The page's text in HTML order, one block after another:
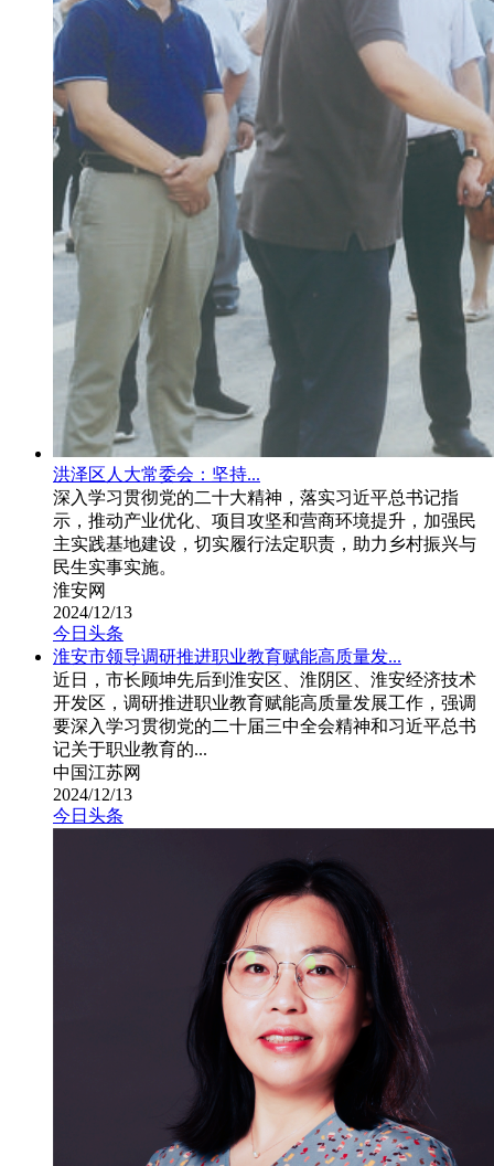
洪泽区人大常委会：坚持...
深入学习贯彻党的二十大精神，落实习近平总书记指
示，推动产业优化、项目攻坚和营商环境提升，加强民
主实践基地建设，切实履行法定职责，助力乡村振兴与
民生实事实施。
淮安网
2024/12/13
今日头条
淮安市领导调研推进职业教育赋能高质量发...
近日，市长顾坤先后到淮安区、淮阴区、淮安经济技术
开发区，调研推进职业教育赋能高质量发展工作，强调
要深入学习贯彻党的二十届三中全会精神和习近平总书
记关于职业教育的...
中国江苏网
2024/12/13
今日头条